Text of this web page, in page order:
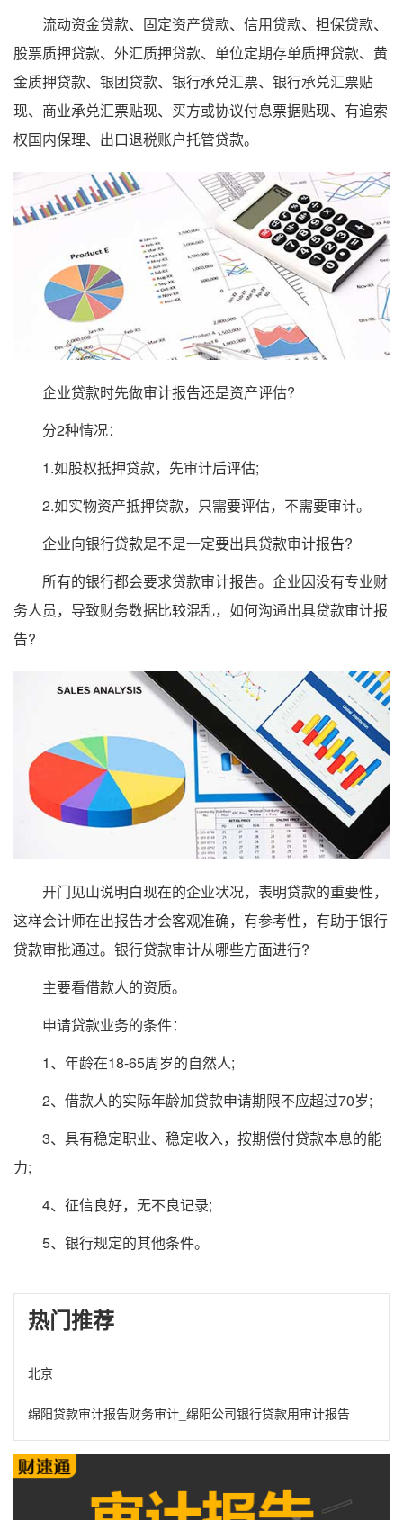
流动资金贷款、固定资产贷款、信用贷款、担保贷款、
股票质押贷款、外汇质押贷款、单位定期存单质押贷款、黄
金质押贷款、银团贷款、银行承兑汇票、银行承兑汇票贴
现、商业承兑汇票贴现、买方或协议付息票据贴现、有追索
权国内保理、出口退税账户托管贷款。
企业贷款时先做审计报告还是资产评估?
分2种情况：
1.如股权抵押贷款，先审计后评估;
2.如实物资产抵押贷款，只需要评估，不需要审计。
企业向银行贷款是不是一定要出具贷款审计报告?
所有的银行都会要求贷款审计报告。企业因没有专业财
务人员，导致财务数据比较混乱，如何沟通出具贷款审计报
告?
开门见山说明白现在的企业状况，表明贷款的重要性，
这样会计师在出报告才会客观准确，有参考性，有助于银行
贷款审批通过。银行贷款审计从哪些方面进行?
主要看借款人的资质。
申请贷款业务的条件：
1、年龄在18-65周岁的自然人;
2、借款人的实际年龄加贷款申请期限不应超过70岁;
3、具有稳定职业、稳定收入，按期偿付贷款本息的能
力;
4、征信良好，无不良记录;
5、银行规定的其他条件。
热门推荐
北京
绵阳贷款审计报告财务审计_绵阳公司银行贷款用审计报告